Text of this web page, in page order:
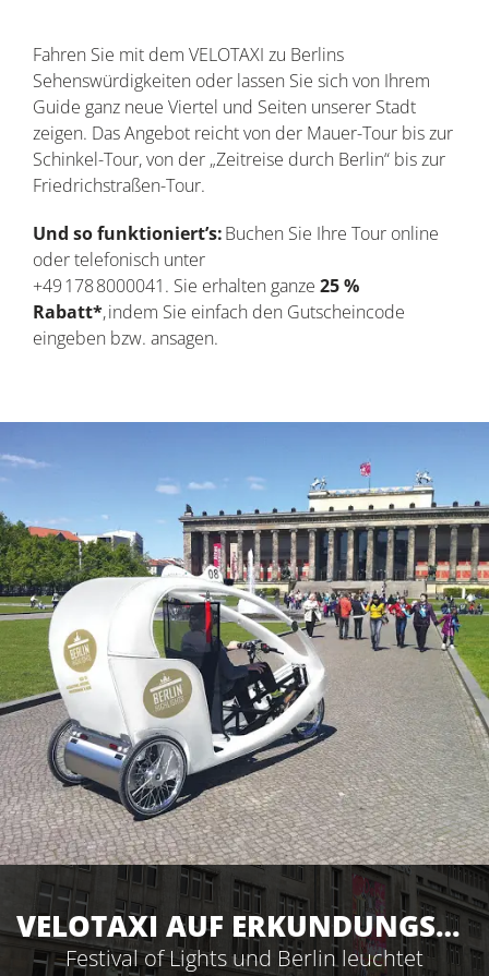
Fahren Sie mit dem VELOTAXI zu Berlins
Sehenswürdigkeiten oder lassen Sie sich von Ihrem
Guide ganz neue Viertel und Seiten unserer Stadt
zeigen. Das Angebot reicht von der Mauer-Tour bis zur
Schinkel-Tour, von der „Zeitreise durch Berlin“ bis zur
Friedrichstraßen-Tour.
Und so funktioniert’s:Buchen Sie Ihre Tour online
oder telefonisch unter
+49 178 8000041. Sie erhalten ganze 25 %
Rabatt*, indem Sie einfach den Gutscheincode
eingeben bzw. ansagen.
VELOTAXI AUF ERKUNDUNGSTOUR
Festival of Lights und Berlin leuchtet